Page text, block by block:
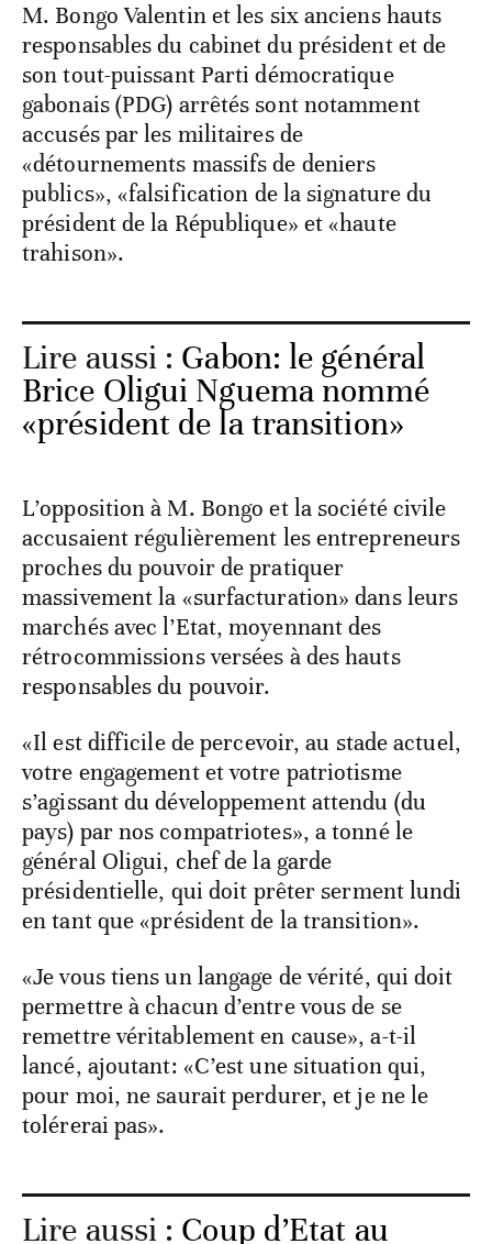
M. Bongo Valentin et les six anciens hauts
responsables du cabinet du président et de
son tout-puissant Parti démocratique
gabonais (PDG) arrêtés sont notamment
accusés par les militaires de
«détournements massifs de deniers
publics», «falsification de la signature du
président de la République» et «haute
trahison».
Lire aussi : Gabon: le général
Brice Oligui Nguema nommé
«président de la transition»
L’opposition à M. Bongo et la société civile
accusaient régulièrement les entrepreneurs
proches du pouvoir de pratiquer
massivement la «surfacturation» dans leurs
marchés avec l’Etat, moyennant des
rétrocommissions versées à des hauts
responsables du pouvoir.
«Il est difficile de percevoir, au stade actuel,
votre engagement et votre patriotisme
s’agissant du développement attendu (du
pays) par nos compatriotes», a tonné le
général Oligui, chef de la garde
présidentielle, qui doit prêter serment lundi
en tant que «président de la transition».
«Je vous tiens un langage de vérité, qui doit
permettre à chacun d’entre vous de se
remettre véritablement en cause», a-t-il
lancé, ajoutant: «C’est une situation qui,
pour moi, ne saurait perdurer, et je ne le
tolérerai pas».
Lire aussi : Coup d’Etat au